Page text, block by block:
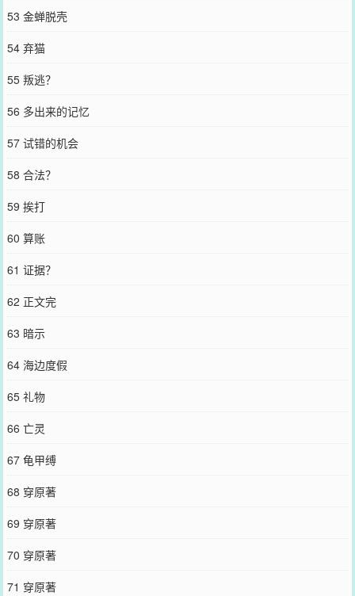
53 金蝉脱壳
54 弃猫
55 叛逃？
56 多出来的记忆
57 试错的机会
58 合法？
59 挨打
60 算账
61 证据？
62 正文完
63 暗示
64 海边度假
65 礼物
66 亡灵
67 龟甲缚
68 穿原著
69 穿原著
70 穿原著
71 穿原著